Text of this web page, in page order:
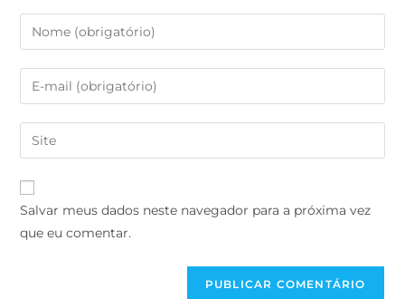
Salvar meus dados neste navegador para a próxima vez
que eu comentar.